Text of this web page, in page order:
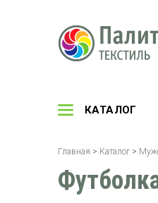
КАТАЛОГ
Главная > Каталог >